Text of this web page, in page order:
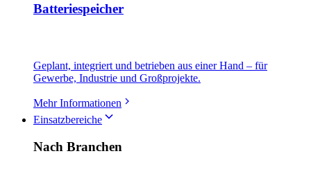
Batteriespeicher
Geplant, integriert und betrieben aus einer Hand – für
Gewerbe, Industrie und Großprojekte.
Mehr Informationen
Einsatzbereiche
Nach Branchen